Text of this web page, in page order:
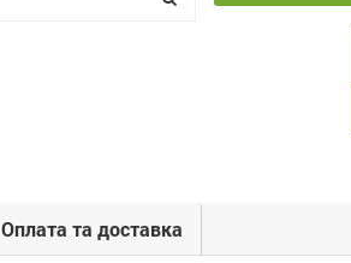
Оплата та доставка